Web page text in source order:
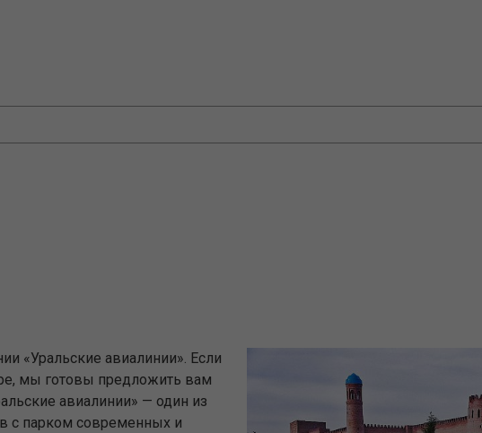
«Уральские авиалинии». Если
мы готовы предложить вам
авиалинии» — один из
с парком современных и